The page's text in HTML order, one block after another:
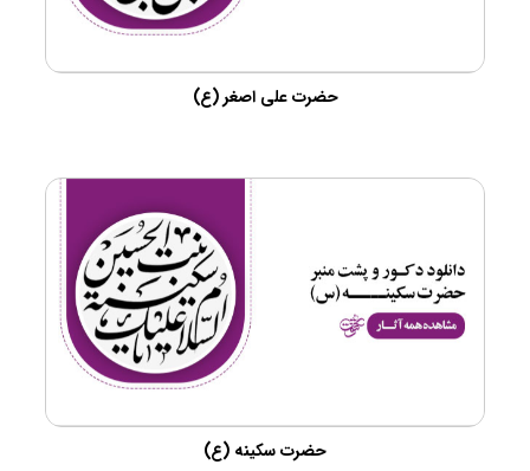
حضرت علی اصغر (ع)
حضرت سکینه (ع)